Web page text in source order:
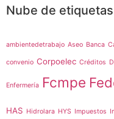
Nube de etiquetas
ambientedetrabajo Aseo Banca
convenio Corpoelec Créditos
Enfermería Fcmpe
HAS Hidrolara HYS Impuestos